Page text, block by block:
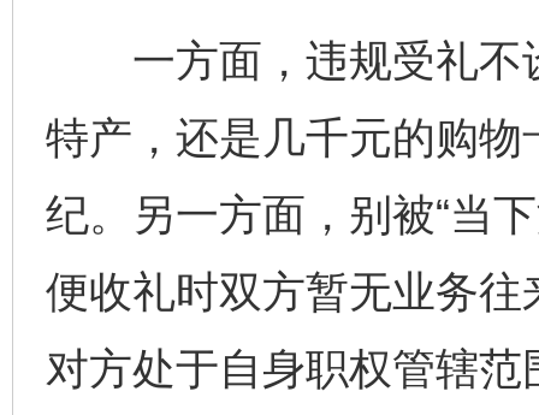
一方面，违规受礼不
特产，还是几千元的购
纪。另一方面，别被“当
便收礼时双方暂无业务
对方处于自身职权管辖